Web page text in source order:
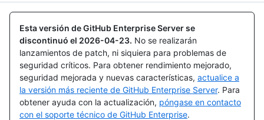
Esta versión de GitHub Enterprise Server se
discontinuó el 2026-04-23. No se realizarán
lanzamientos de patch, ni siquiera para problemas de
seguridad críticos. Para obtener rendimiento mejorado,
seguridad mejorada y nuevas características, actualice a
la versión más reciente de GitHub Enterprise Server. Para
obtener ayuda con la actualización, póngase en contacto
con el soporte técnico de GitHub Enterprise.